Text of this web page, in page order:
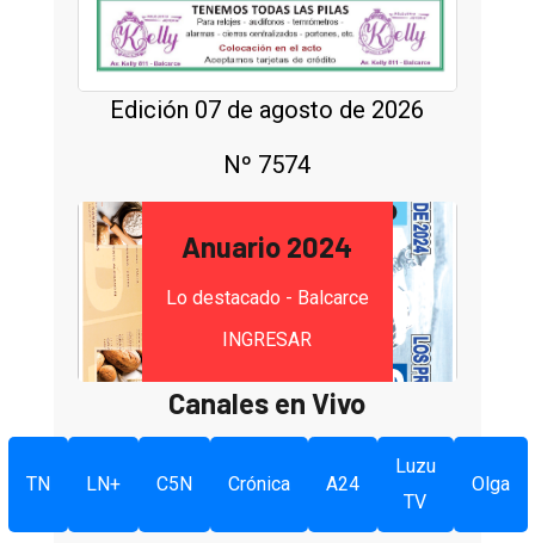
Edición 07 de agosto de 2026
Nº 7574
Anuario 2024
Lo destacado - Balcarce
INGRESAR
Canales en Vivo
TN LN+ C5N Crónica A24
Luzu
TV
Olga